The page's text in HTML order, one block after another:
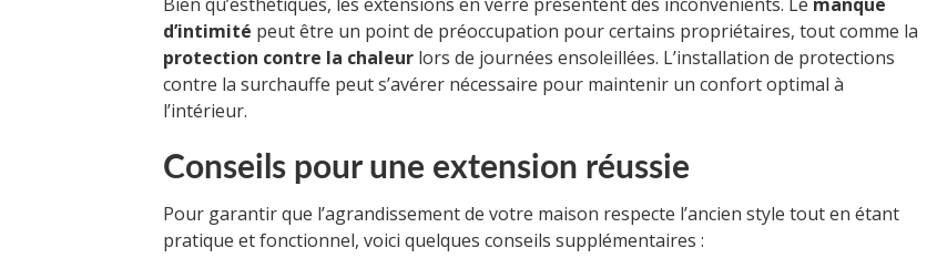
d’intimité peut être un point de préoccupation pour certains propriétaires, tout comme la
protection contre la chaleur lors de journées ensoleillées. L’installation de protections
contre la surchauffe peut s’avérer nécessaire pour maintenir un confort optimal à
l’intérieur.
Conseils pour une extension réussie
Pour garantir que l’agrandissement de votre maison respecte l’ancien style tout en étant
pratique et fonctionnel, voici quelques conseils supplémentaires :